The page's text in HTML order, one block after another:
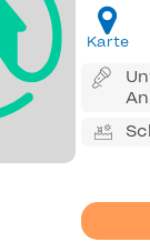
Karte